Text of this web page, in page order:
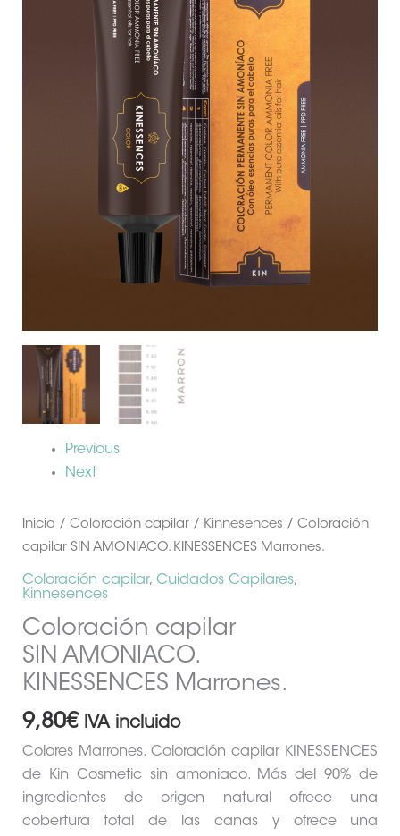
Previous
Next
Inicio / Coloración capilar/ Kinnesences / Coloración
capilar SIN AMONIACO. KINESSENCES Marrones.
Coloración capilar, Cuidados Capilares,
Kinnesences
Coloración capilar
SIN AMONIACO.
KINESSENCES Marrones.
9,80€ IVA incluido
Colores Marrones. Coloración capilar KINESSENCES
de Kin Cosmetic sin amoniaco. Más del 90% de
ingredientes de origen natural ofrece una
cobertura total de las canas y ofrece una